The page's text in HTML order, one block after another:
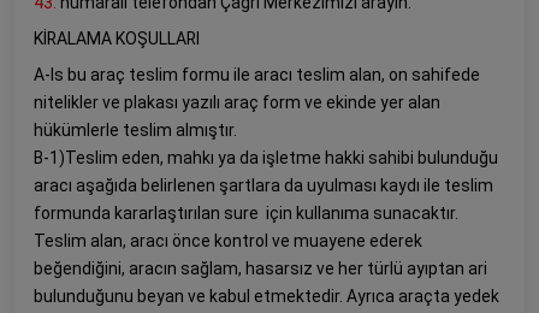
KİRALAMA KOŞULLARI
A-Is bu araç teslim formu ile aracı teslim alan, on sahifede
nitelikler ve plakası yazılı araç form ve ekinde yer alan
hükümlerle teslim almıştır.
B-1)Teslim eden, mahkı ya da işletme hakki sahibi bulunduğu
aracı aşağıda belirlenen şartlara da uyulması kaydı ile teslim
formunda kararlaştırılan sure için kullanıma sunacaktır.
Teslim alan, aracı önce kontrol ve muayene ederek
beğendiğini, aracın sağlam, hasarsız ve her türlü ayıptan ari
bulunduğunu beyan ve kabul etmektedir. Ayrıca araçta yedek